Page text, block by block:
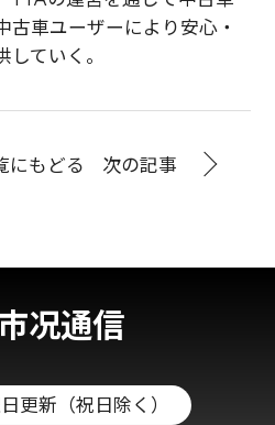
古車ユーザーにより安心・
ていく。
にもどる 次の記事
况通信
更新（祝日除く）